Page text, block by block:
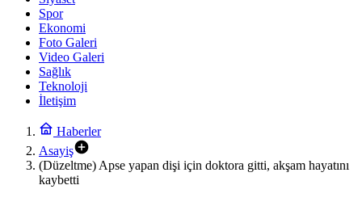
Spor
Ekonomi
Foto Galeri
Video Galeri
Sağlık
Teknoloji
İletişim
Haberler
Asayiş
(Düzeltme) Apse yapan dişi için doktora gitti, akşam hayatını
kaybetti